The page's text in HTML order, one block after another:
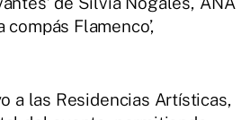
Flamenco’,
a las Residencias Artísticas,